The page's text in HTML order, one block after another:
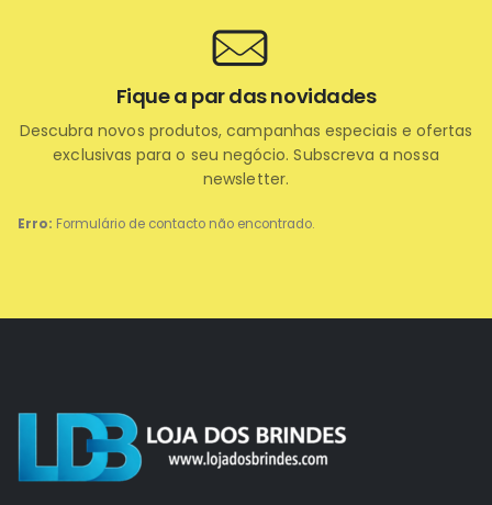
Erro: Formulário de contacto não encontrado.
Fique a par das novidades
Descubra novos produtos, campanhas especiais e ofertas
exclusivas para o seu negócio. Subscreva a nossa
newsletter.